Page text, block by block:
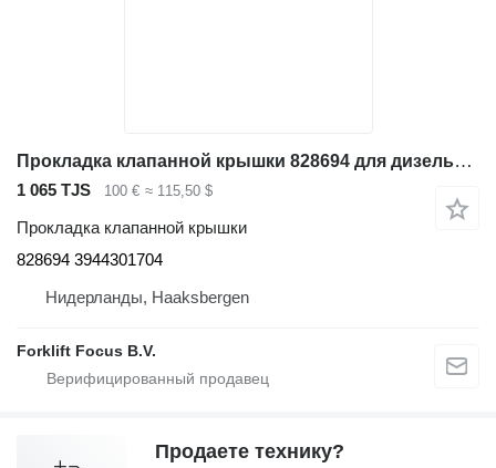
Прокладка клапанной крышки 828694 для дизельного погрузчика Linde H40-50 Series 394
1 065 TJS 100 € ≈ 115,50 $
Прокладка клапанной крышки
828694 3944301704
Нидерланды, Haaksbergen
Forklift Focus B.V.
Продаете технику?